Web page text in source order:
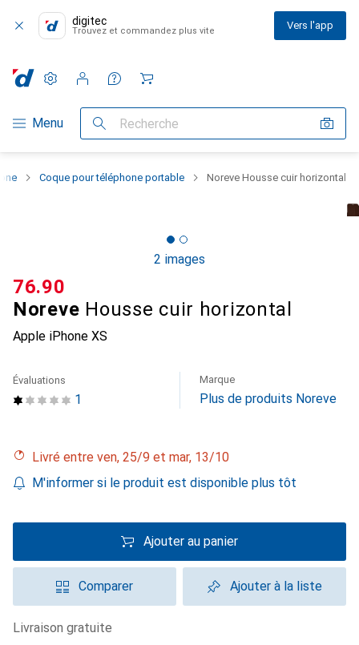
digitec
Trouvez et commandez plus vite Vers l'app
Navigation par catégorie
Menu Recherche
Paramètres
Compte client
Listes de comparaison
Listes d'envies
Panier
Coque pour téléphone portable Noreve Housse cuir horizontal
2 images
Noreve Housse cuir horizontal
Apple iPhone XS
CHF
76.90
1
Évaluations Marque
Plus de produits Noreve
Livré entre ven, 25/9 et mar, 13/10
M'informer si le produit est disponible plus tôt
Ajouter au panier
Comparer Ajouter à la liste
livraison gratuite